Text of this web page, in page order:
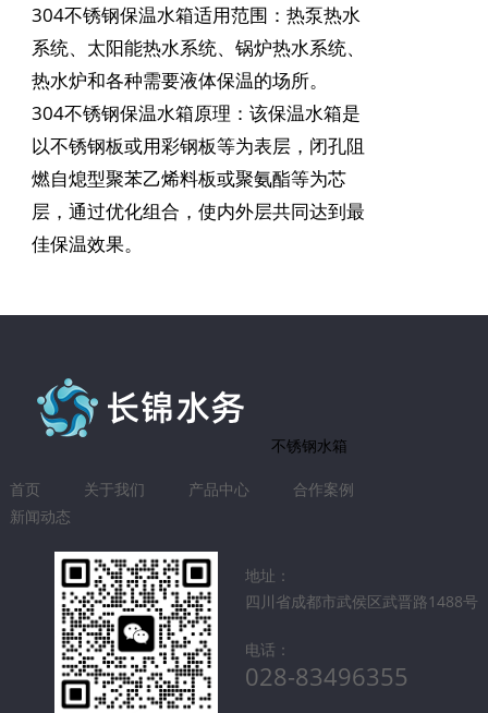
304不锈钢保温水箱适用范围：热泵热水
系统、太阳能热水系统、锅炉热水系统、
热水炉和各种需要液体保温的场所。
304不锈钢保温水箱原理：该保温水箱是
以不锈钢板或用彩钢板等为表层，闭孔阻
燃自熄型聚苯乙烯料板或聚氨酯等为芯
层，通过优化组合，使内外层共同达到最
佳保温效果。
不锈钢水箱
首页 关于我们 产品中心
合作案例
新闻动态
地址：
四川省成都市武侯区武晋路1488号
电话：
028-83496355